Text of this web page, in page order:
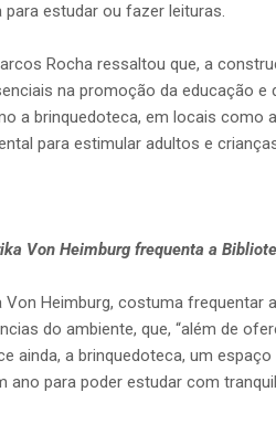
estudar ou fazer leituras.
Rocha ressaltou que, a
na promoção da educação e
a brinquedoteca, em locais como
para estimular adultos e
Von Heimburg frequenta a
Von Heimburg, costuma frequentar
do ambiente, que, “além de
ainda, a brinquedoteca, um
ano para poder estudar com